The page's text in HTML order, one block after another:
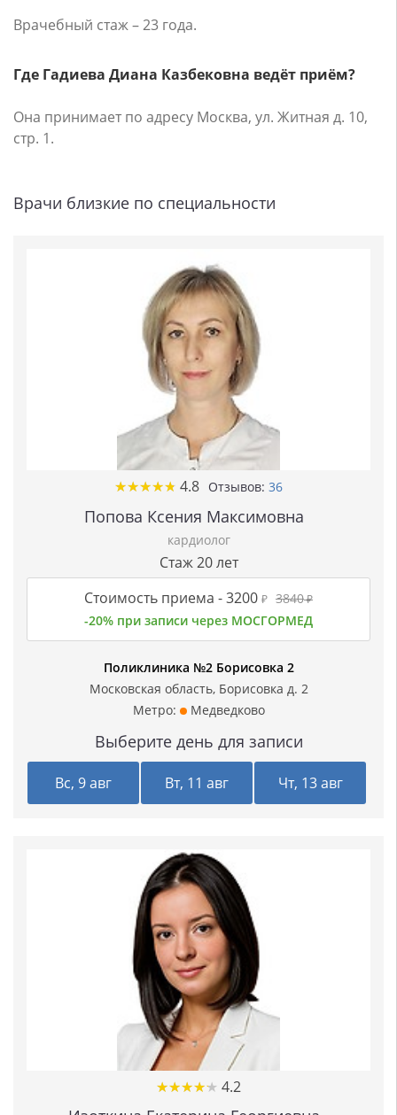
Врачебный стаж – 23 года.
Где Гадиева Диана Казбековна ведёт приём?
Она принимает по адресу Москва, ул. Житная д. 10,
стр. 1.
Врачи близкие по специальности
★★★★★
★★★★★ 4.8 Отзывов: 36
Попова Ксения Максимовна
кардиолог
Стаж 20 лет
Стоимость приема -3200 ₽ 3840₽
-20% при записи через МОСГОРМЕД
Поликлиника №2 Борисовка 2
Московская область, Борисовка д. 2
Метро:
Медведково
Выберите день для записи
Вс, 9 авг Вт, 11 авг Чт, 13 авг
★★★★★
★★★★★ 4.2